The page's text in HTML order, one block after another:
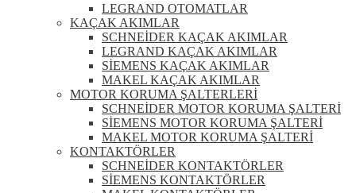
LEGRAND OTOMATLAR
KAÇAK AKIMLAR
SCHNEİDER KAÇAK AKIMLAR
LEGRAND KAÇAK AKIMLAR
SİEMENS KAÇAK AKIMLAR
MAKEL KAÇAK AKIMLAR
MOTOR KORUMA ŞALTERLERİ
SCHNEİDER MOTOR KORUMA ŞALTERİ
SİEMENS MOTOR KORUMA ŞALTERİ
MAKEL MOTOR KORUMA ŞALTERİ
KONTAKTÖRLER
SCHNEİDER KONTAKTÖRLER
SİEMENS KONTAKTÖRLER